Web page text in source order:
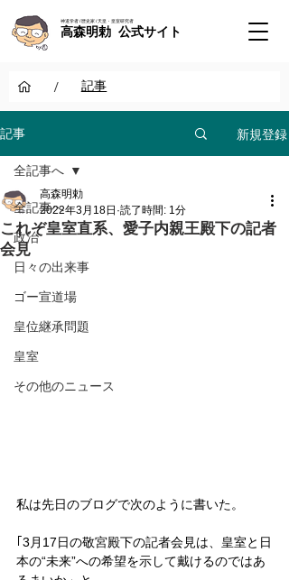
神道学者 / 歴史家 / 天皇・皇室研究者
高森明勅 公式サイト
/ 記事
記事 新規登録
全記事へ
政治
日々の出来事
ゴー宣道場
皇位継承問題
皇室
その他のニュース
全記事へ
これぞ皇室直系、愛子内親王殿下の記者
会見
高森明勅
2022年3月18日 読了時間: 1分
私は先日のブログで次のように書いた。
｢3月17日の敬宮殿下の記者会見は、皇室と日
本の“未来”への希望を示して戴けるのではあ